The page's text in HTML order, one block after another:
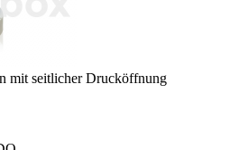
mit seitlicher Drucköffnung